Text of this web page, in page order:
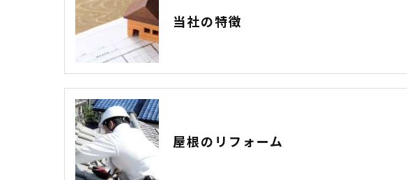
当社の特徴
屋根のリフォーム